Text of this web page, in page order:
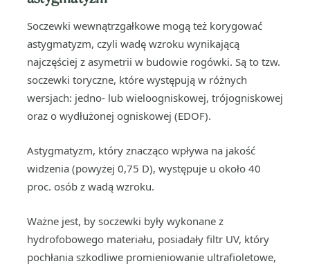
Soczewki wewnątrzgałkowe mogą też korygować
astygmatyzm, czyli wadę wzroku wynikającą
najczęściej z asymetrii w budowie rogówki. Są to tzw.
soczewki toryczne, które występują w różnych
wersjach: jedno- lub wieloogniskowej, trójogniskowej
oraz o wydłużonej ogniskowej (EDOF).
Astygmatyzm, który znacząco wpływa na jakość
widzenia (powyżej 0,75 D), występuje u około 40
proc. osób z wadą wzroku.
Ważne jest, by soczewki były wykonane z
hydrofobowego materiału, posiadały filtr UV, który
pochłania szkodliwe promieniowanie ultrafioletowe,